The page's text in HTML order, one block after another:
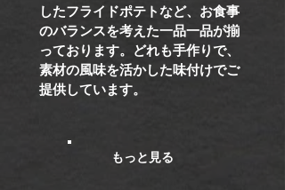
したフライドポテトなど、お食事
のバランスを考えた一品一品が揃
っております。どれも手作りで、
素材の風味を活かした味付けでご
提供しています。
もっと見る